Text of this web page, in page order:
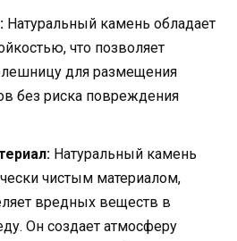
Натуральный камень обладает
что позволяет
для размещения
без риска повреждения
Натуральный камень
чистым материалом,
вредных веществ в
Он создает атмосферу